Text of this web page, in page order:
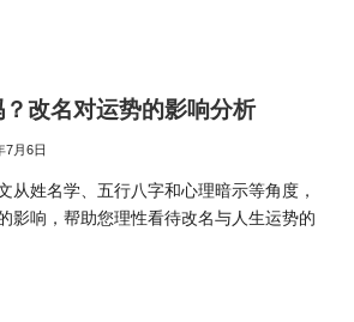
改名对运势的影响分析
7月6日
从姓名学、五行八字和心理暗示等角度，
影响，帮助您理性看待改名与人生运势的